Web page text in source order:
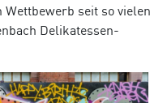
seit so vielen
Delikatessen-